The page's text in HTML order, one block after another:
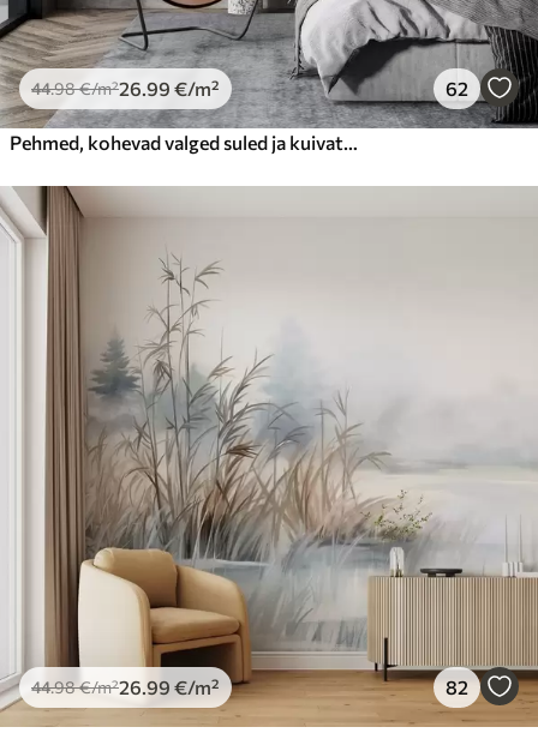
44.98€/m²26 .99 €/m² 62
44.98€/m²26 .99 €/m² 82